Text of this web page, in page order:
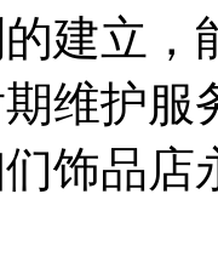
建立，
维护服
饰品店